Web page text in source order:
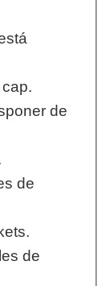
de
de
de